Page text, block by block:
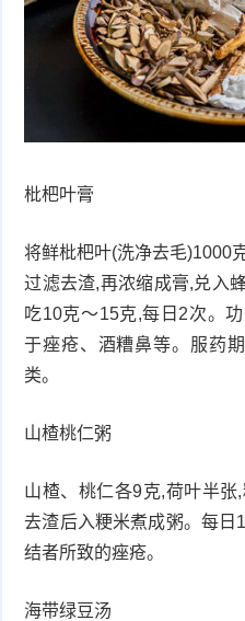
枇杷叶膏
将鲜枇杷叶(洗净去毛)1000
过滤去渣,再浓缩成膏,兑入
吃10克～15克,每日2次。
于痤疮、酒糟鼻等。服药
类。
山楂桃仁粥
山楂、桃仁各9克,荷叶半
去渣后入粳米煮成粥。每日
结者所致的痤疮。
海带绿豆汤